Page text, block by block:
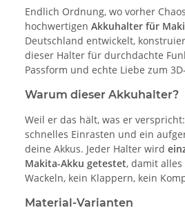
Endlich Ordnung, wo vorher
hochwertigen Akkuhalter für
Deutschland entwickelt,
dieser Halter für durchdachte
Passform und echte Liebe zum
Warum dieser Akkuhalter?
Weil er das hält, was er
schnelles Einrasten und ein
deine Akkus. Jeder Halter wird
Makita-Akku getestet, damit alles
Wackeln, kein Klappern, kein
Material-Varianten